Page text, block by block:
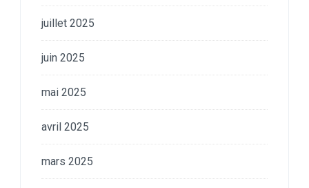
juillet 2025
juin 2025
mai 2025
avril 2025
mars 2025